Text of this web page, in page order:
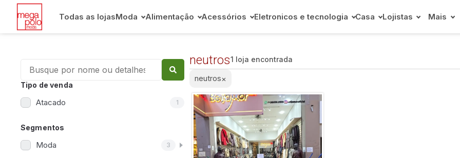
Todas as lojasModa Alimentação Acessórios Eletronicos e tecnologia Casa Lojistas Mais
Tipo de venda
Atacado 1
Segmentos
Moda 3
neutros1 loja encontrada
neutros×